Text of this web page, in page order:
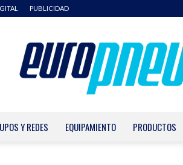
PUBLICIDAD
Y REDES EQUIPAMIENTO PRODUCTOS